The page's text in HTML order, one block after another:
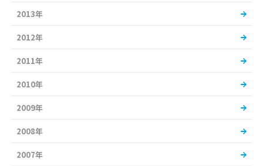
2013年
2012年
2011年
2010年
2009年
2008年
2007年